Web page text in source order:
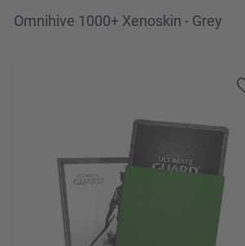
Omnihive 1000+ Xenoskin - Grey